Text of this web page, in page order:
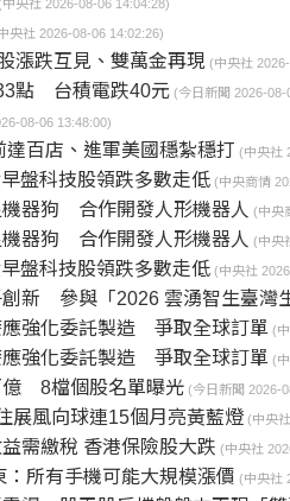
(中央社 2026-08-06 14:04:28)
央社 2026-08-06 14:02:26)
漲跌互見、雙萬金再現 (中央社
點 台積電跌40元 (今日新聞 2026-08-
08-06 13:48:00)
百店、進軍美國穩紮穩打 (中央社
盤科技股領跌多數走低 (中央商情
機器狗 合作開發人形機器人 (中央
機器狗 合作開發人形機器人 (中央
盤科技股領跌多數走低 (中央社
雲湧智生臺灣生成式 AI 黑客松」贊助命題 優勝團隊打
應強化委託製造 爭取全球訂單 (
應強化委託製造 爭取全球訂單 (
億 8檔個股名單曝光 (今日新聞 2026-
風向球連15個月亮黃藍燈 (中央
需繳稅 香港保險股大跌 (中央社
所有手機可能大規模漲價 (中央社